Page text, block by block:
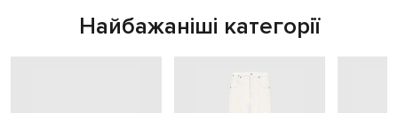
Найбажаніші категорії